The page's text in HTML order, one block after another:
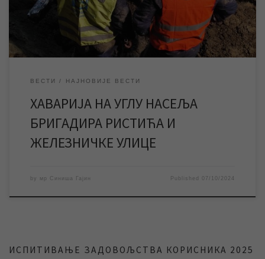
преподнева хаварија бити санирана након чега ће […]
ВЕСТИ НАЈНОВИЈЕ ВЕСТИ
ХАВАРИЈА НА УГЛУ НАСЕЉА
БРИГАДИРА РИСТИЋА И
ЖЕЛЕЗНИЧКЕ УЛИЦЕ
by мр Синиша Гајин Published 07/10/2024
ИСПИТИВАЊЕ ЗАДОВОЉСТВА КОРИСНИКА 2025